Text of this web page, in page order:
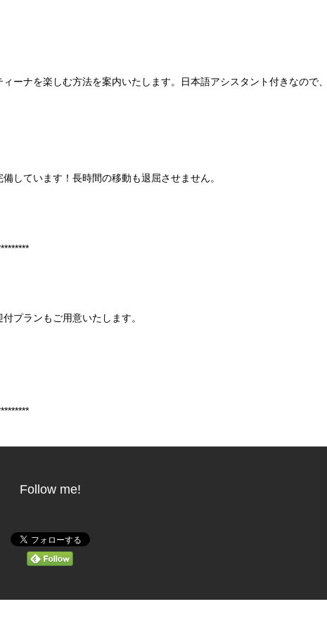
ーナを楽しむ方法を案内いたします。日本語アシスタント付きなので
しています！長時間の移動も退屈させません。
プランもご用意いたします。
Follow me!